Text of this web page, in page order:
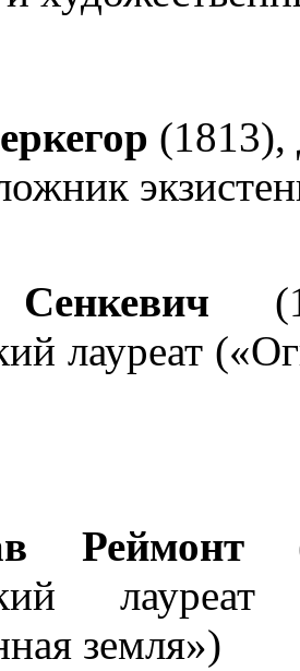
(1813),
лауреат
Реймонт
земля»)